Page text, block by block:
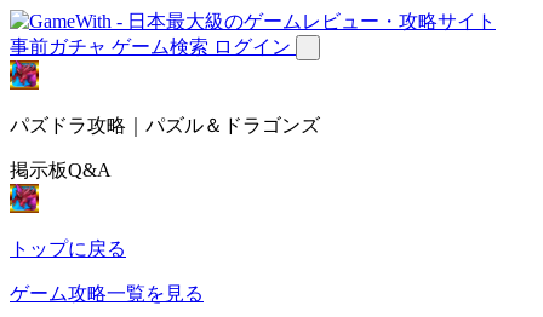
事前ガチャ ゲーム検索 ログイン
パズドラ攻略｜パズル＆ドラゴンズ
掲示板Q&A
トップに戻る
ゲーム攻略一覧を見る